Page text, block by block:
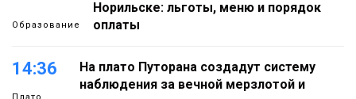
Образование
Норильске: льготы, меню и порядок
оплаты
14:36
На плато Путорана создадут систему
наблюдения за вечной мерзлотой и